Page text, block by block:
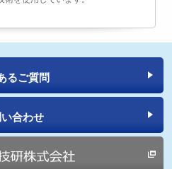
るご質問
合わせ